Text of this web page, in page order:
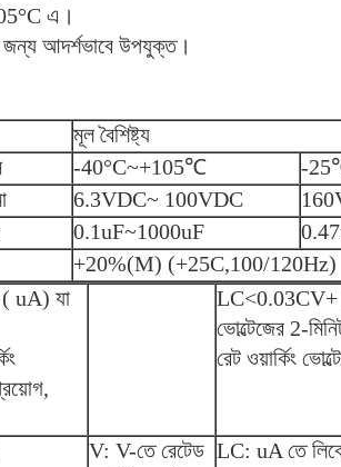
এ।
জন্য আদর্শভাবে উপযুক্ত।
মূল বৈশিষ্ট্য
-40°C~+105℃ -25
6.3VDC~ 100VDC
0.1uF~1000uF
+20%(M) (+25C,100/120Hz)
uA) যা
LC<0.03CV+
ভোল্টেজের 2-
রেট ওয়ার্কিং
V: V-তে রেটেড LC: uA তে